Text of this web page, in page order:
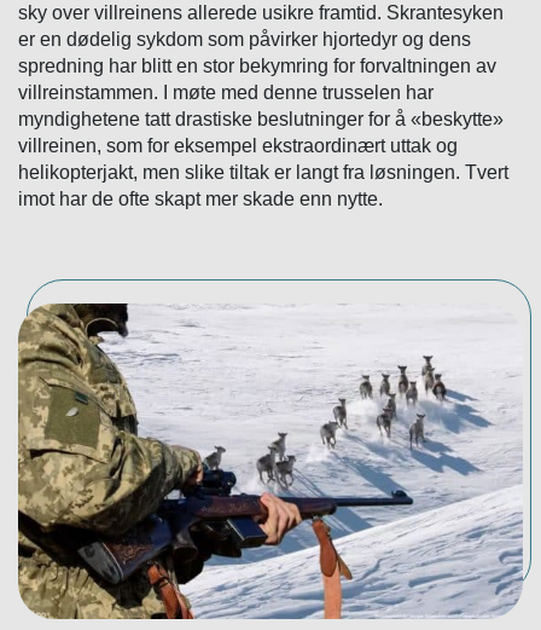
sky over villreinens allerede usikre framtid. Skrantesyken
er en dødelig sykdom som påvirker hjortedyr og dens
spredning har blitt en stor bekymring for forvaltningen av
villreinstammen. I møte med denne trusselen har
myndighetene tatt drastiske beslutninger for å «beskytte»
villreinen, som for eksempel ekstraordinært uttak og
helikopterjakt, men slike tiltak er langt fra løsningen. Tvert
imot har de ofte skapt mer skade enn nytte.